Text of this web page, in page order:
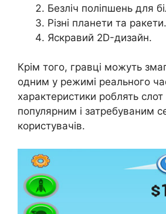
Безліч поліпшень для
Різні планети та ракети.
Яскравий 2D-дизайн.
Крім того, гравці можуть
одним у режимі реального
характеристики роблять
популярним і затребуваним
користувачів.